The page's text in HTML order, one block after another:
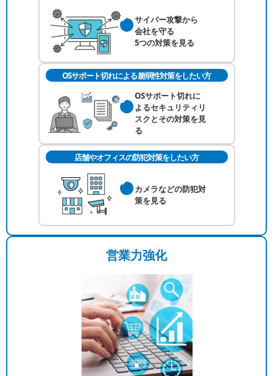
サイバー攻撃から
会社を守る
5つの対策を見る
OSサポート切れによる脆弱性対策をしたい方
OSサポート切れに
よるセキュリティリ
スクとその対策を見
る
店舗やオフィスの防犯対策をしたい方
カメラなどの防犯対
策を見る
営業力強化